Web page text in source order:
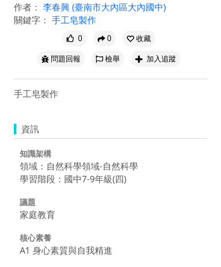
作者： 李春興 (臺南市大內區大內國中)
關鍵字： 手工皂製作
0 0
收藏
問題回報
檢舉 加入追蹤
手工皂製作
資訊
知識架構
領域：自然科學領域-自然科學
學習階段：國中7-9年級(四)
議題
家庭教育
核心素養
A1 身心素質與自我精進